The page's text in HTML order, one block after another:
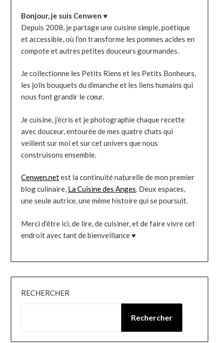
Bonjour, je suis Cenwen ♥
Depuis 2008, je partage une cuisine simple, poétique
et accessible, où l'on transforme les pommes acides en
compote et autres petites douceurs gourmandes.
Je collectionne les Petits Riens et les Petits Bonheurs,
les jolis bouquets du dimanche et les liens humains qui
nous font grandir le cœur.
Je cuisine, j’écris et je photographie chaque recette
avec douceur, entourée de mes quatre chats qui
veillent sur moi et sur cet univers que nous
construisons ensemble.
Cenwen.netest la continuité naturelle de mon premier
blog culinaire, La Cuisine des Anges. Deux espaces,
une seule autrice, une même histoire qui se poursuit.
Merci d’être ici, de lire, de cuisiner, et de faire vivre cet
endroit avec tant de bienveillance ♥
RECHERCHER
Rechercher